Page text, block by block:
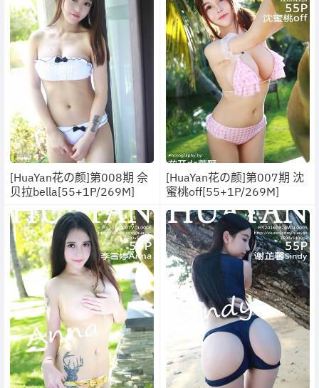
[HuaYan花の颜]第008期 佘
贝拉bella[55+1P/269M]
[HuaYan花の颜]第007期 沈
蜜桃off[55+1P/269M]